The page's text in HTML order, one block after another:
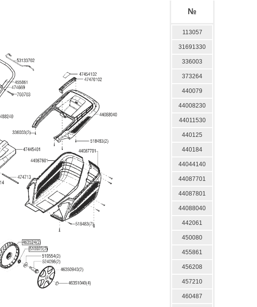
№
113057
31691330
336003
373264
440079
44008230
44011530
440125
440184
44044140
44087701
44087801
44088040
442061
450080
455861
456208
457210
460487